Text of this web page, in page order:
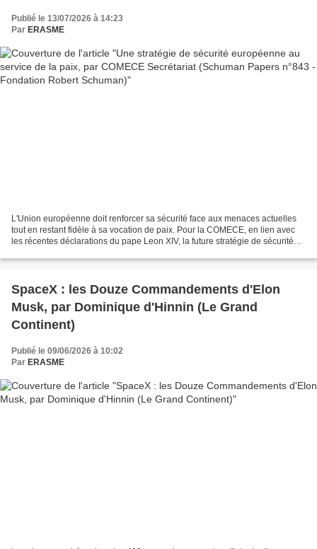
Publié le 13/07/2026 à 14:23
Par ERASME
L'Union européenne doit renforcer sa sécurité face aux menaces actuelles
tout en restant fidèle à sa vocation de paix. Pour la COMECE, en lien avec
les récentes déclarations du pape Leon XIV, la future stratégie de sécurité
SpaceX : les Douze Commandements d'Elon
Musk, par Dominique d'Hinnin (Le Grand
Continent)
Publié le 09/06/2026 à 10:02
Par ERASME